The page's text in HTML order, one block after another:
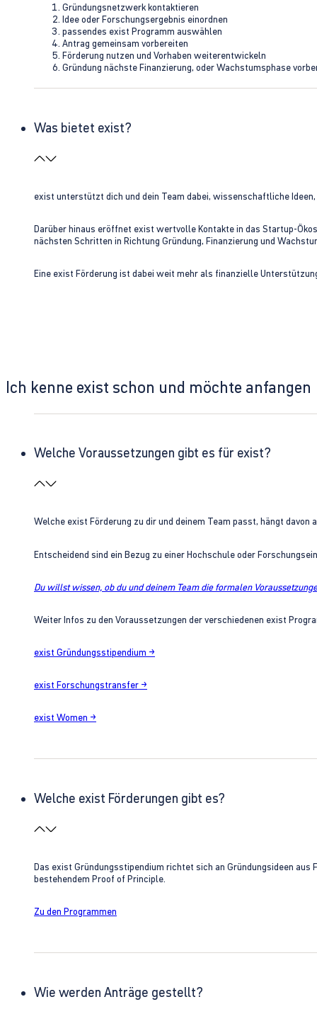
Gründungsnetzwerk kontaktieren
Idee oder Forschungsergebnis einordnen
passendes exist Programm auswählen
Antrag gemeinsam vorbereiten
Förderung nutzen und Vorhaben weiterentwickeln
Gründung nächste Finanzierung, oder Wachstumsphase
Was bietet exist?
exist unterstützt dich und dein Team dabei, wissenschaftliche
Darüber hinaus eröffnet exist wertvolle Kontakte in das Startup-
nächsten Schritten in Richtung Gründung, Finanzierung und
Eine exist Förderung ist dabei weit mehr als finanzielle
Ich kenne exist schon und möchte anfangen
Welche Voraussetzungen gibt es für exist?
Welche exist Förderung zu dir und deinem Team passt, hängt
Entscheidend sind ein Bezug zu einer Hochschule oder
Du willst wissen, ob du und deinem Team die formalen
Weiter Infos zu den Voraussetzungen der verschiedenen exist
exist Gründungsstipendium →
exist Forschungstransfer →
exist Women →
Welche exist Förderungen gibt es?
Das exist Gründungsstipendium richtet sich an Gründungsideen
bestehendem Proof of Principle.
Zu den Programmen
Wie werden Anträge gestellt?